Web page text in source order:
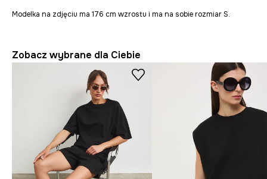
Modelka na zdjęciu ma 176 cm wzrostu i ma na sobie rozmiar S.
Zobacz wybrane dla Ciebie